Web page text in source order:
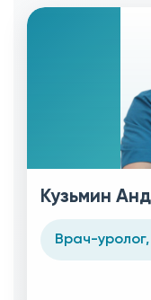
Кузьмин
Врач-